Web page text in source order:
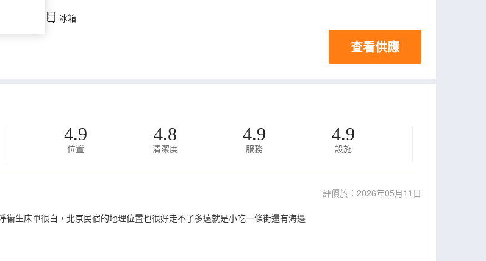
冰箱
查看供應
4.9
位置
4.8
清潔度
4.9
服務
4.9
設施
評價於：2026年05月11日
衞生床單很白，北京民宿的地理位置也很好走不了多遠就是小吃一條街還有海邊